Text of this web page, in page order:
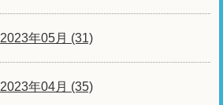
2023年05月 (31)
2023年04月 (35)